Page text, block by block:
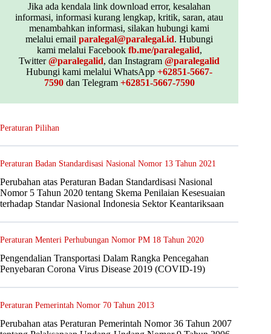
Jika ada kendala link download error, kesalahan
informasi, informasi kurang lengkap, kritik, saran, atau
menambahkan informasi, silakan hubungi kami
melalui emailparalegal@paralegal.id. Hubungi
kami melalui Facebook fb.me/paralegalid,
Twitter@paralegalid, dan Instagram@paralegalid
Hubungi kami melalui WhatsApp+62851-5667-
7590dan Telegram +62851-5667-7590
Peraturan Pilihan
Peraturan Badan Standardisasi Nasional Nomor 13 Tahun 2021
Perubahan atas Peraturan Badan Standardisasi Nasional
Nomor 5 Tahun 2020 tentang Skema Penilaian Kesesuaian
terhadap Standar Nasional Indonesia Sektor Keantariksaan
Peraturan Menteri Perhubungan Nomor PM 18 Tahun 2020
Pengendalian Transportasi Dalam Rangka Pencegahan
Penyebaran Corona Virus Disease 2019 (COVID-19)
Peraturan Pemerintah Nomor 70 Tahun 2013
Perubahan atas Peraturan Pemerintah Nomor 36 Tahun 2007